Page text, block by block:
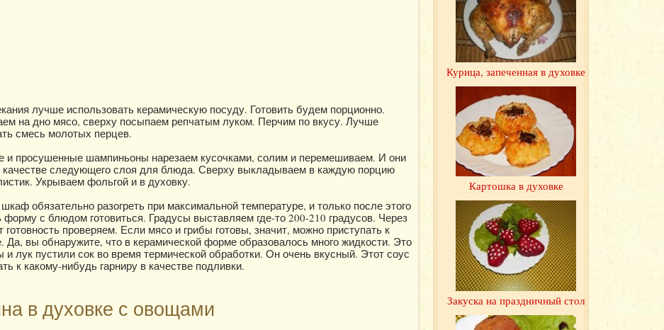
лучше использовать керамическую посуду. Готовить будем порционно.
на дно мясо, сверху посыпаем репчатым луком. Перчим по вкусу. Лучше
смесь молотых перцев.
и просушенные шампиньоны нарезаем кусочками, солим и перемешиваем. И они
качестве следующего слоя для блюда. Сверху выкладываем в каждую порцию
Укрываем фольгой и в духовку.
обязательно разогреть при максимальной температуре, и только после этого
форму с блюдом готовиться. Градусы выставляем где-то 200-210 градусов. Через
готовность проверяем. Если мясо и грибы готовы, значит, можно приступать к
Да, вы обнаружите, что в керамической форме образовалось много жидкости. Это
и лук пустили сок во время термической обработки. Он очень вкусный. Этот соус
к какому-нибудь гарниру в качестве подливки.
в духовке с овощами
Курица, запеченная в духовке
Картошка в духовке
Закуска на праздничный стол